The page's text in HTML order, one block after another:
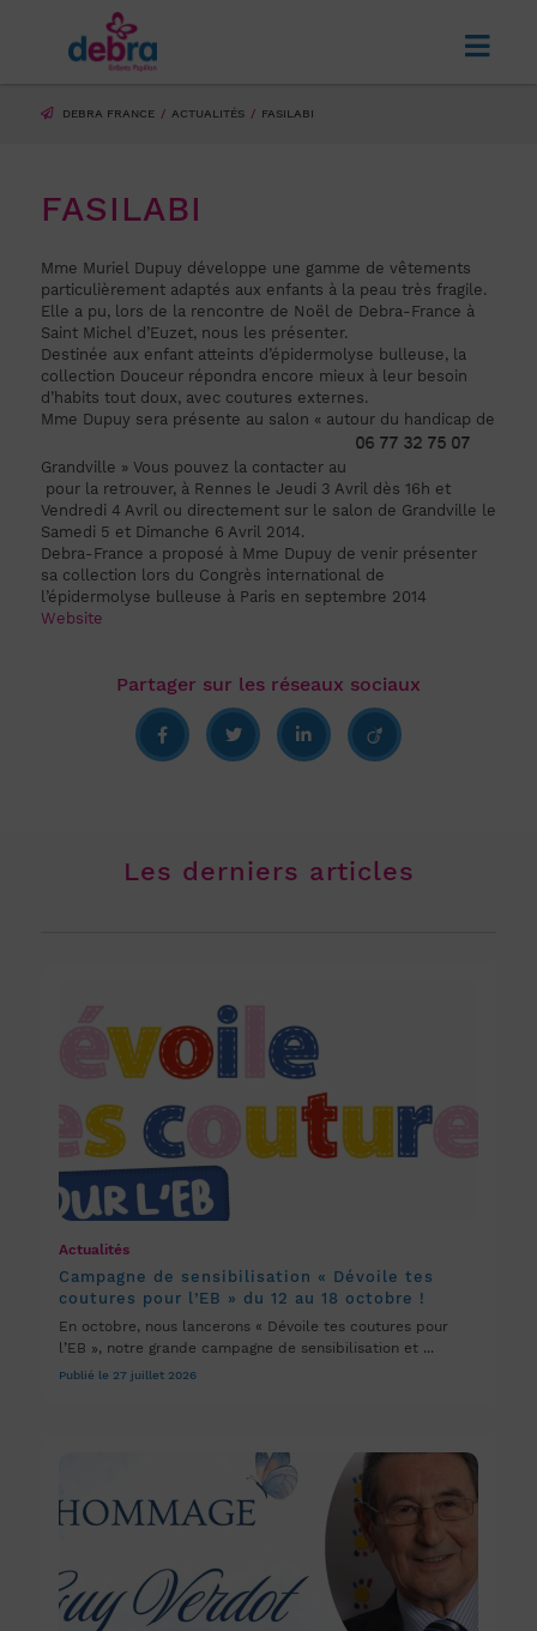
DEBRA FRANCE ACTUALITÉS FASILABI
FASILABI
Mme Muriel Dupuy développe une gamme de vêtements
particulièrement adaptés aux enfants à la peau très fragile.
Elle a pu, lors de la rencontre de Noël de Debra-France à
Saint Michel d’Euzet, nous les présenter.
Destinée aux enfant atteints d’épidermolyse bulleuse, la
collection Douceur répondra encore mieux à leur besoin
d’habits tout doux, avec coutures externes.
Mme Dupuy sera présente au salon « autour du handicap de
Grandville » Vous pouvez la contacter au
pour la retrouver, à Rennes le Jeudi 3 Avril dès 16h et
Vendredi 4 Avril ou directement sur le salon de Grandville le
Samedi 5 et Dimanche 6 Avril 2014.
Debra-France a proposé à Mme Dupuy de venir présenter
sa collection lors du Congrès international de
l’épidermolyse bulleuse à Paris en septembre 2014
Website
Les derniers articles
Actualités
Campagne de sensibilisation « Dévoile tes
coutures pour l’EB » du 12 au 18 octobre !
En octobre, nous lancerons « Dévoile tes coutures pour
l’EB », notre grande campagne de sensibilisation et ...
Publié le 27 juillet 2026